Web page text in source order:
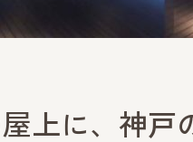
上に、神戸